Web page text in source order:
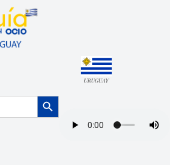
URUGUAY
Botón de búsqueda